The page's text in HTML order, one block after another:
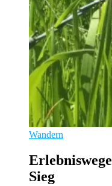
Wandern
Erlebniswege
Sieg